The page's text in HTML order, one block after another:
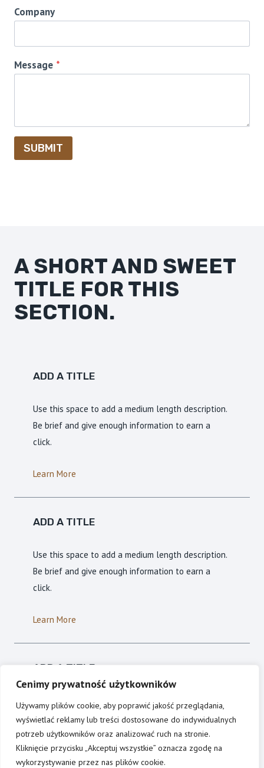
Cenimy prywatność użytkowników
Używamy plików cookie, aby poprawić jakość przeglądania,
wyświetlać reklamy lub treści dostosowane do indywidualnych
potrzeb użytkowników oraz analizować ruch na stronie.
Kliknięcie przycisku „Akceptuj wszystkie” oznacza zgodę na
wykorzystywanie przez nas plików cookie.
Company
Message *
SUBMIT
A SHORT AND SWEET
TITLE FOR THIS
SECTION.
ADD A TITLE
Use this space to add a medium length description.
Be brief and give enough information to earn a
click.
Learn More
ADD A TITLE
Use this space to add a medium length description.
Be brief and give enough information to earn a
click.
Learn More
ADD A TITLE
Use this space to add a medium length description.
Be brief and give enough information to earn a
click.
Learn More